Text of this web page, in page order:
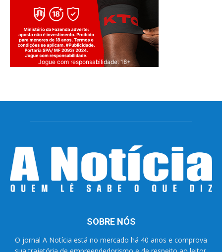
Jogue com responsabilidade. 18+
SOBRE NÓS
O jornal A Notícia está no mercado há 40 anos e comprova